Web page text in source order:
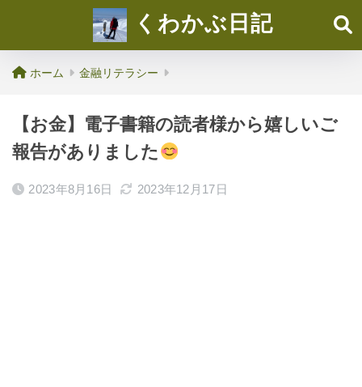
くわかぶ日記
ホーム 金融リテラシー
【お金】電子書籍の読者様から嬉しいご
報告がありました
2023年8月16日 2023年12月17日